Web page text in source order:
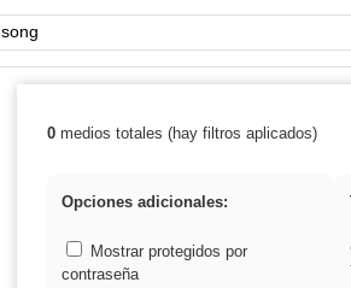
Palabra o frase:
Resultados de: song
0medios totales (hay filtros aplicados)
Opciones adicionales:
Mostrar protegidos por
contraseña